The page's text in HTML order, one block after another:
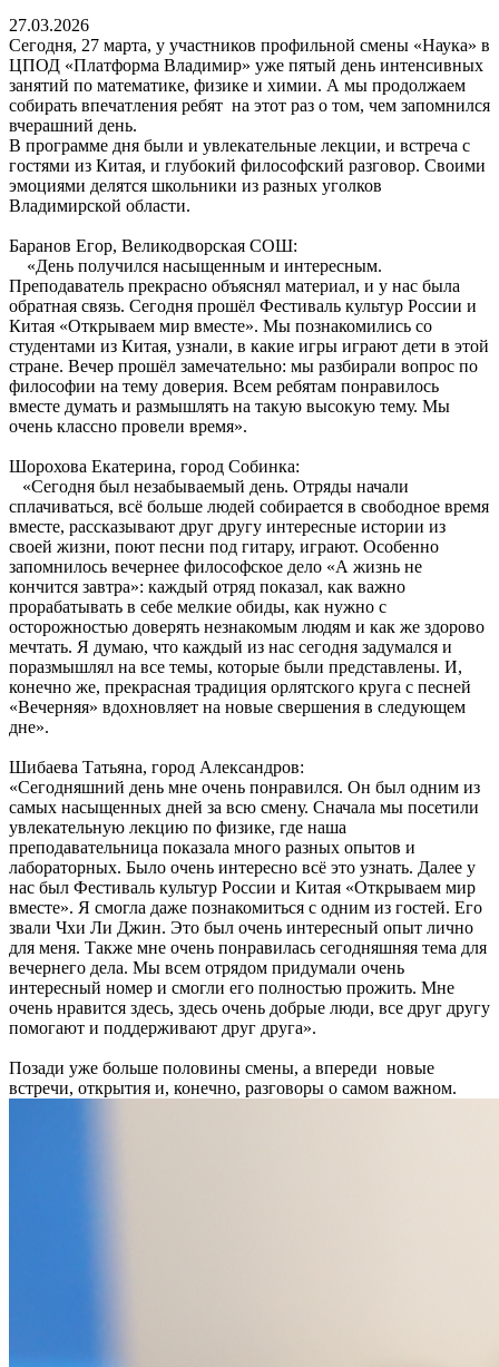
27.03.2026
Сегодня, 27 марта, у участников профильной смены «Наука» в
ЦПОД «Платформа Владимир» уже пятый день интенсивных
занятий по математике, физике и химии. А мы продолжаем
собирать впечатления ребят на этот раз о том, чем запомнился
вчерашний день.
В программе дня были и увлекательные лекции, и встреча с
гостями из Китая, и глубокий философский разговор. Своими
эмоциями делятся школьники из разных уголков
Владимирской области.
Баранов Егор, Великодворская СОШ:
«День получился насыщенным и интересным.
Преподаватель прекрасно объяснял материал, и у нас была
обратная связь. Сегодня прошёл Фестиваль культур России и
Китая «Открываем мир вместе». Мы познакомились со
студентами из Китая, узнали, в какие игры играют дети в этой
стране. Вечер прошёл замечательно: мы разбирали вопрос по
философии на тему доверия. Всем ребятам понравилось
вместе думать и размышлять на такую высокую тему. Мы
очень классно провели время».
Шорохова Екатерина, город Собинка:
«Сегодня был незабываемый день. Отряды начали
сплачиваться, всё больше людей собирается в свободное время
вместе, рассказывают друг другу интересные истории из
своей жизни, поют песни под гитару, играют. Особенно
запомнилось вечернее философское дело «А жизнь не
кончится завтра»: каждый отряд показал, как важно
прорабатывать в себе мелкие обиды, как нужно с
осторожностью доверять незнакомым людям и как же здорово
мечтать. Я думаю, что каждый из нас сегодня задумался и
поразмышлял на все темы, которые были представлены. И,
конечно же, прекрасная традиция орлятского круга с песней
«Вечерняя» вдохновляет на новые свершения в следующем
дне».
Шибаева Татьяна, город Александров:
«Сегодняшний день мне очень понравился. Он был одним из
самых насыщенных дней за всю смену. Сначала мы посетили
увлекательную лекцию по физике, где наша
преподавательница показала много разных опытов и
лабораторных. Было очень интересно всё это узнать. Далее у
нас был Фестиваль культур России и Китая «Открываем мир
вместе». Я смогла даже познакомиться с одним из гостей. Его
звали Чхи Ли Джин. Это был очень интересный опыт лично
для меня. Также мне очень понравилась сегодняшняя тема для
вечернего дела. Мы всем отрядом придумали очень
интересный номер и смогли его полностью прожить. Мне
очень нравится здесь, здесь очень добрые люди, все друг другу
помогают и поддерживают друг друга».
Позади уже больше половины смены, а впереди новые
встречи, открытия и, конечно, разговоры о самом важном.